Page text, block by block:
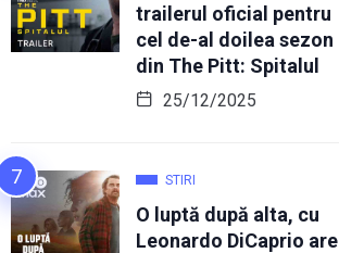
trailerul oficial pentru
cel de-al doilea sezon
din The Pitt: Spitalul
25/12/2025
STIRI
O luptă după alta, cu
Leonardo DiCaprio are